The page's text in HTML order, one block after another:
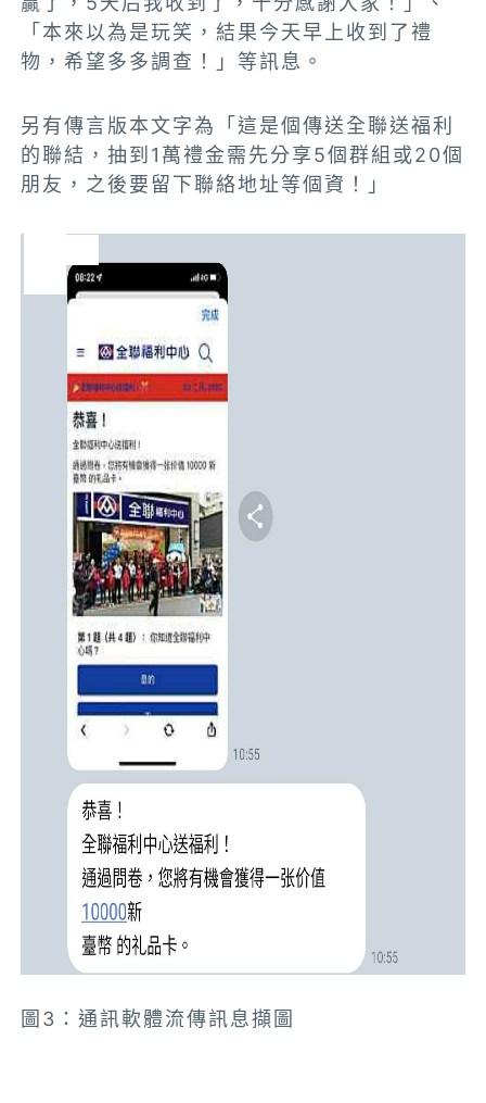
「本來以為是玩笑，結果今天早上收到了禮
物，希望多多調查！」等訊息。
另有傳言版本文字為「這是個傳送全聯送福利
的聯結，抽到1萬禮金需先分享5個群組或20個
朋友，之後要留下聯絡地址等個資！」
圖3：通訊軟體流傳訊息擷圖